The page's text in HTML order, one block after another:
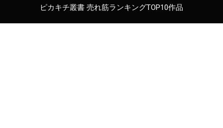
ピカキチ叢書 売れ筋ランキングTOP10作品